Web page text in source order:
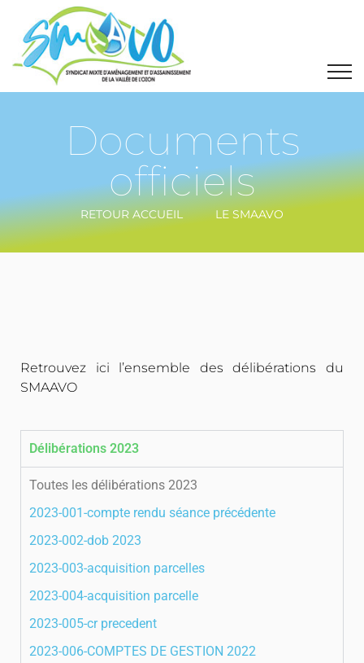
Documents
officiels
RETOUR ACCUEIL LE SMAAVO
Retrouvez ici l’ensemble des délibérations du
SMAAVO
Délibérations 2023
Toutes les délibérations 2023
2023-001-compte rendu séance précédente
2023-002-dob 2023
2023-003-acquisition parcelles
2023-004-acquisition parcelle
2023-005-cr precedent
2023-006-COMPTES DE GESTION 2022